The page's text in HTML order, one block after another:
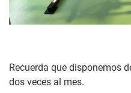
Recuerda que disponemos
dos veces al mes.